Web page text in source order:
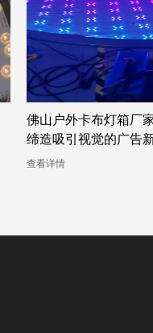
佛山户外卡布灯箱厂
缔造吸引视觉的广告
查看详情